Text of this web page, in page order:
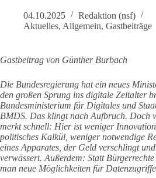
04.10.2025
Redaktion (nsf)
Aktuelles, Allgemein, Gastbeiträge
Gastbeitrag von Günther Burbach
Die Bundesregierung hat ein neues
den großen Sprung ins digitale Zeitalter
Bundesministerium für Digitales und
BMDS. Das klingt nach Aufbruch. Doch
merkt schnell: Hier ist weniger
politisches Kalkül, weniger notwendige
eines Apparates, der Geld verschlingt
verwässert. Außerdem: Statt Bürgerrechte
man neue Möglichkeiten für Datenzugriffe